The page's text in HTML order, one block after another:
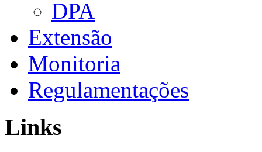
DPA
Extensão
Monitoria
Regulamentações
Links